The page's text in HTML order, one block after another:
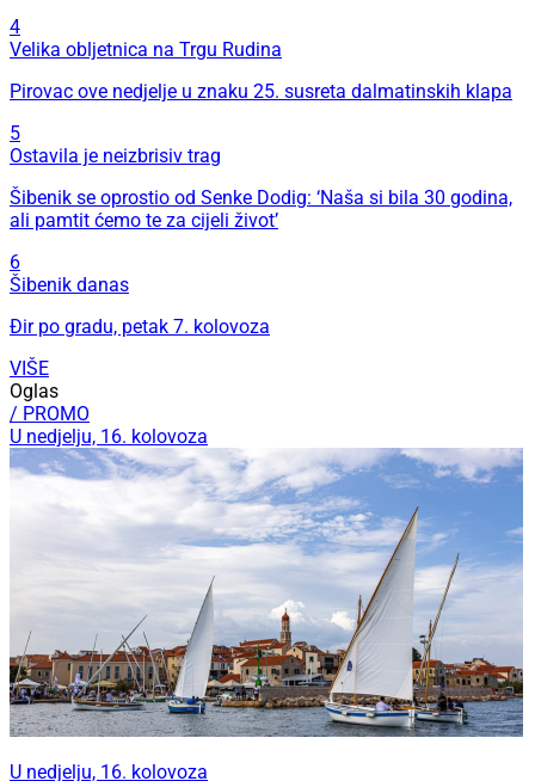
4
Velika obljetnica na Trgu Rudina
Pirovac ove nedjelje u znaku 25. susreta dalmatinskih klapa
5
Ostavila je neizbrisiv trag
Šibenik se oprostio od Senke Dodig: ‘Naša si bila 30 godina,
ali pamtit ćemo te za cijeli život’
6
Šibenik danas
Đir po gradu, petak 7. kolovoza
VIŠE
Oglas
/ PROMO
U nedjelju, 16. kolovoza
U nedjelju, 16. kolovoza